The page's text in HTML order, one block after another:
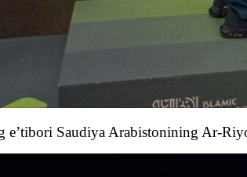
Saudiya Arabistonining Ar-